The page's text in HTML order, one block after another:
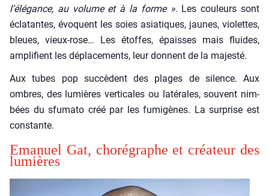
l’élégance, au volume et à la forme ». Les cou­leurs sont
écla­tantes, évoquent les soies asia­tiques, jaunes, vio­lettes,
bleues, vieux-rose… Les étoffes, épaisses mais fluides,
ampli­fient les dépla­ce­ments, leur donnent de la majes­té.
Aux tubes pop suc­cèdent des plages de silence. Aux
ombres, des lumières ver­ti­cales ou laté­rales, sou­vent nim­
bées du sfu­ma­to créé par les fumi­gènes. La sur­prise est
constante.
Ema­nuel Gat, cho­ré­graphe et créa­teur des
lumières